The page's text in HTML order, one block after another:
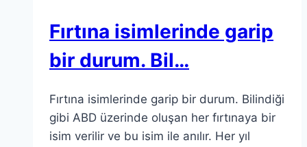
Fırtına isimlerinde garip
bir durum. Bil…
Fırtına isimlerinde garip bir durum. Bilindiği
gibi ABD üzerinde oluşan her fırtınaya bir
isim verilir ve bu isim ile anılır. Her yıl